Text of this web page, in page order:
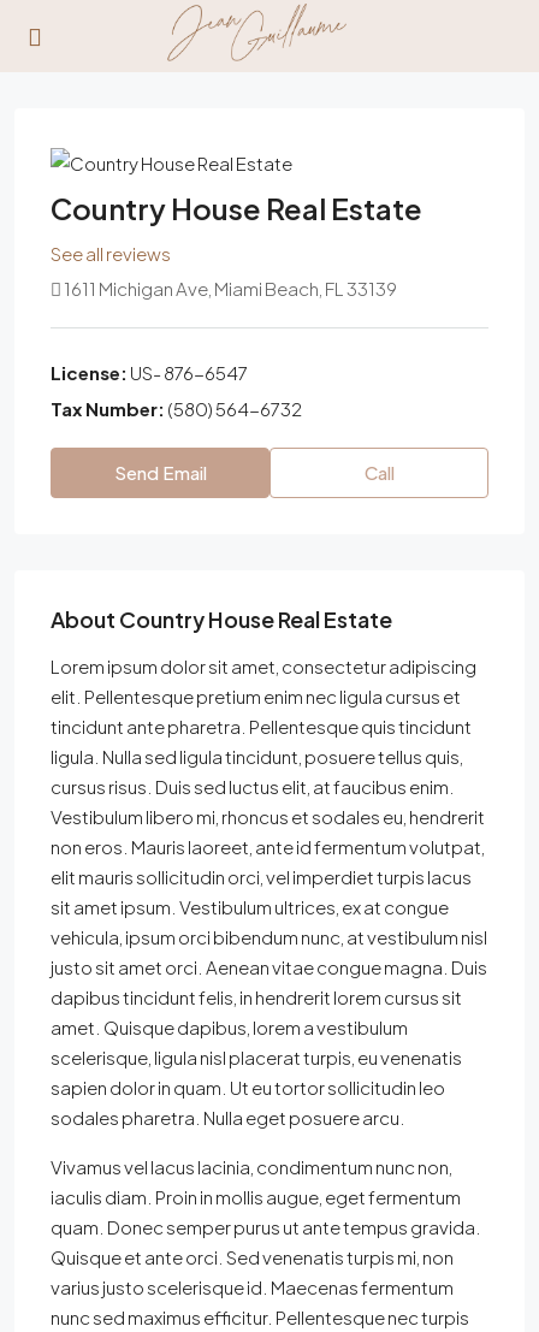
Country House Real Estate
See all reviews
1611 Michigan Ave, Miami Beach, FL 33139
License: US- 876-6547
Tax Number: (580) 564-6732
Send Email Call
About Country House Real Estate
Lorem ipsum dolor sit amet, consectetur adipiscing
elit. Pellentesque pretium enim nec ligula cursus et
tincidunt ante pharetra. Pellentesque quis tincidunt
ligula. Nulla sed ligula tincidunt, posuere tellus quis,
cursus risus. Duis sed luctus elit, at faucibus enim.
Vestibulum libero mi, rhoncus et sodales eu, hendrerit
non eros. Mauris laoreet, ante id fermentum volutpat,
elit mauris sollicitudin orci, vel imperdiet turpis lacus
sit amet ipsum. Vestibulum ultrices, ex at congue
vehicula, ipsum orci bibendum nunc, at vestibulum nisl
justo sit amet orci. Aenean vitae congue magna. Duis
dapibus tincidunt felis, in hendrerit lorem cursus sit
amet. Quisque dapibus, lorem a vestibulum
scelerisque, ligula nisl placerat turpis, eu venenatis
sapien dolor in quam. Ut eu tortor sollicitudin leo
sodales pharetra. Nulla eget posuere arcu.
Vivamus vel lacus lacinia, condimentum nunc non,
iaculis diam. Proin in mollis augue, eget fermentum
quam. Donec semper purus ut ante tempus gravida.
Quisque et ante orci. Sed venenatis turpis mi, non
varius justo scelerisque id. Maecenas fermentum
nunc sed maximus efficitur. Pellentesque nec turpis